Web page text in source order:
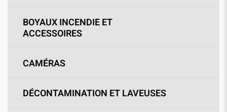
BOYAUX INCENDIE ET
ACCESSOIRES
CAMÉRAS
DÉCONTAMINATION ET LAVEUSES